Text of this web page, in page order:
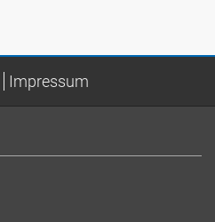
Impressum